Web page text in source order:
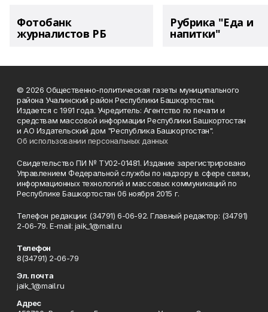
Фотобанк
журналистов РБ
Рубрика "Еда и
напитки"
© 2026 Общественно-политическая газеты муниципального
района Учалинский район Республики Башкортостан.
Издается с 1991 года. Учредитель: Агентство по печати и
средствам массовой информации Республики Башкортостан
и АО Издательский дом "Республика Башкортостан".
Об использовании персональных данных
Свидетельство ПИ № ТУ02-01481. Издание зарегистрировано
Управлением Федеральной службы по надзору в сфере связи,
информационных технологий и массовых коммуникаций по
Республике Башкортостан 06 ноября 2015 г.
Телефон редакции: (34791) 6-06-92. Главный редактор: (34791)
2-06-79. Е-mаil: jaik_1@mail.ru
Телефон
8(34791) 2-06-79
Эл. почта
jaik_1@mail.ru
Адрес